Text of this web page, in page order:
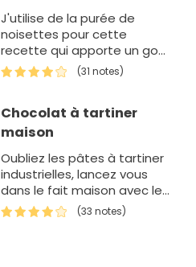
J'utilise de la purée de
noisettes pour cette
recette qui apporte un goût
prononcé en noisettes.
Vous pouvez trouver la
magasins bio.
(31 notes)
Chocolat à tartiner
maison
Oubliez les pâtes à tartiner
industrielles, lancez vous
dans le fait maison avec le
chocolat que vous aimez et
les fruits secs que que vous
(33 notes)